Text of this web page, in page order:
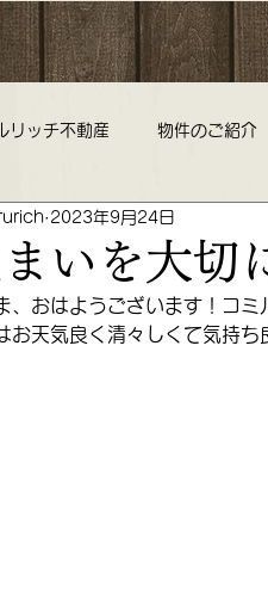
リッチ不動産 物件のご紹介
ォーム工事 親睦旅行 中古マン
動産 不動産女子 コミルリ
いを大切
2023年9月24日
、おはようございます！コミ
お天気良く清々しくて気持ち